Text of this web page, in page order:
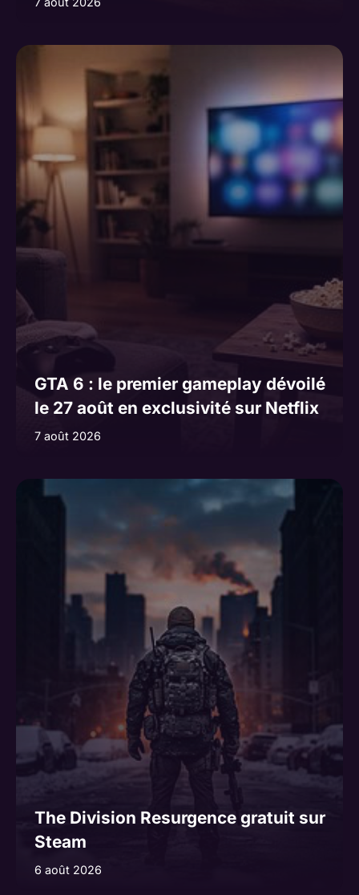
GTA 6 : le premier gameplay dévoilé
le 27 août en exclusivité sur Netflix
7 août 2026
The Division Resurgence gratuit sur
Steam
6 août 2026